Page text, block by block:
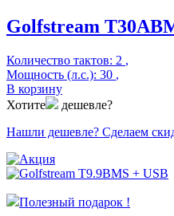
Golfstream
Количество тактов: 2 ,
Мощность (л.с.): 30 ,
В корзину
Хотите
дешевле?
Нашли дешевле? Сделаем
Полезный подарок !